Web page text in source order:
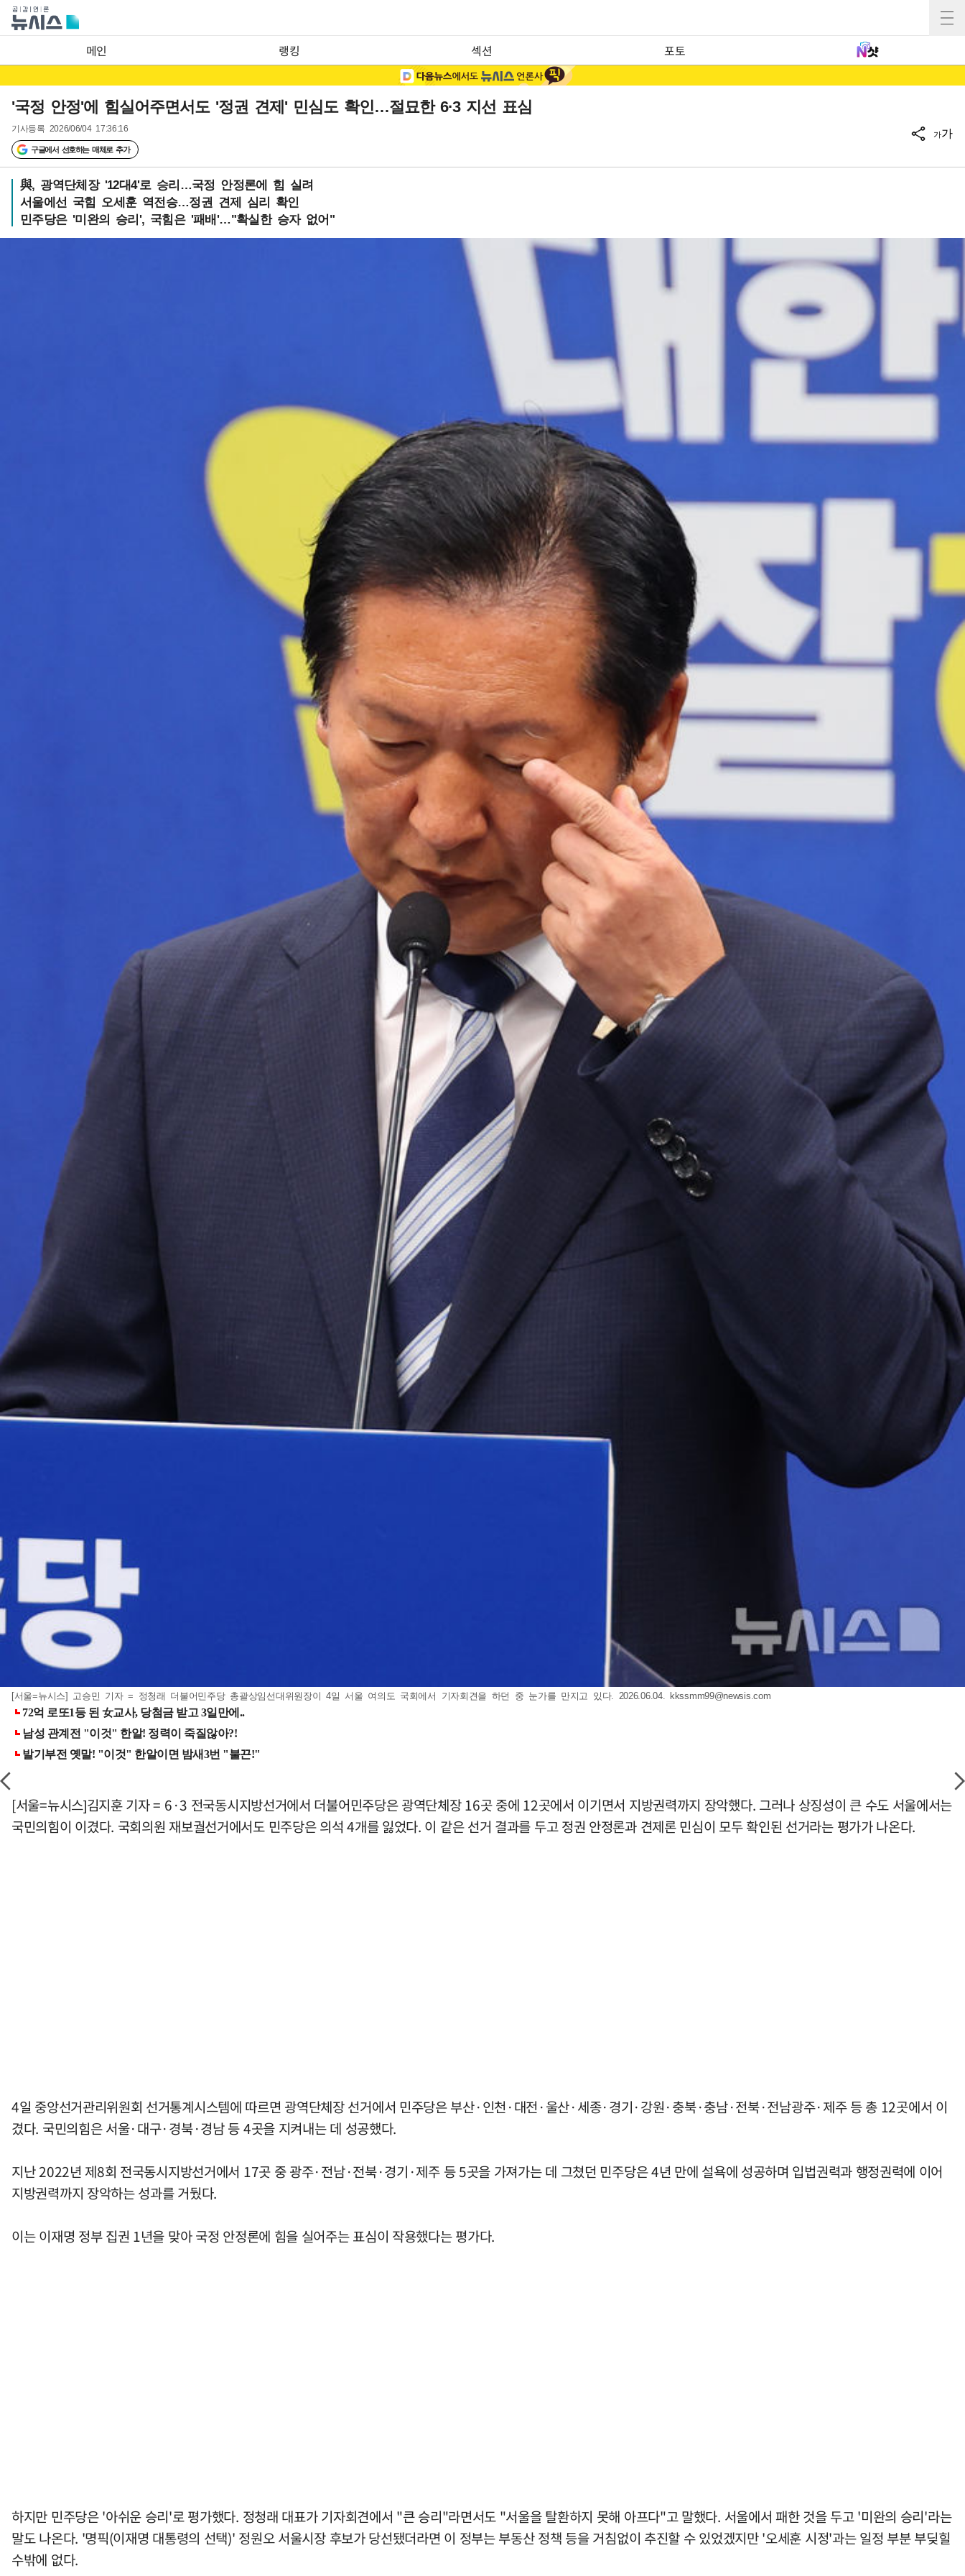
메인 랭킹 섹션 포토
'국정 안정'에 힘실어주면서도 '정권 견제' 민심도 확인…절묘한 6·3 지선 표심
기사등록 2026/06/04 17:36:16
구글에서 선호하는 매체로 추가
가가
與, 광역단체장 '12대4'로 승리…국정 안정론에 힘 실려
서울에선 국힘 오세훈 역전승…정권 견제 심리 확인
민주당은 '미완의 승리', 국힘은 '패배'…"확실한 승자 없어"
[서울=뉴시스] 고승민 기자 = 정청래 더불어민주당 총괄상임선대위원장이 4일 서울 여의도 국회에서 기자회견을 하던 중 눈가를 만지고 있다. 2026.06.04. kkssmm99@newsis.com
[서울=뉴시스]김지훈 기자 = 6·3 전국동시지방선거에서 더불어민주당은 광역단체장 16곳 중에 12곳에서 이기면서 지방권력까지 장악했다. 그러나 상징성이 큰 수도 서울에서는
국민의힘이 이겼다. 국회의원 재보궐선거에서도 민주당은 의석 4개를 잃었다. 이 같은 선거 결과를 두고 정권 안정론과 견제론 민심이 모두 확인된 선거라는 평가가 나온다.
4일 중앙선거관리위원회 선거통계시스템에 따르면 광역단체장 선거에서 민주당은 부산·인천·대전·울산·세종·경기·강원·충북·충남·전북·전남광주·제주 등 총 12곳에서 이
겼다. 국민의힘은 서울·대구·경북·경남 등 4곳을 지켜내는 데 성공했다.
지난 2022년 제8회 전국동시지방선거에서 17곳 중 광주·전남·전북·경기·제주 등 5곳을 가져가는 데 그쳤던 민주당은 4년 만에 설욕에 성공하며 입법권력과 행정권력에 이어
지방권력까지 장악하는 성과를 거뒀다.
이는 이재명 정부 집권 1년을 맞아 국정 안정론에 힘을 실어주는 표심이 작용했다는 평가다.
하지만 민주당은 '아쉬운 승리'로 평가했다. 정청래 대표가 기자회견에서 "큰 승리"라면서도 "서울을 탈환하지 못해 아프다"고 말했다. 서울에서 패한 것을 두고 '미완의 승리'라는
말도 나온다. '명픽(이재명 대통령의 선택)' 정원오 서울시장 후보가 당선됐더라면 이 정부는 부동산 정책 등을 거침없이 추진할 수 있었겠지만 '오세훈 시정'과는 일정 부분 부딪힐
수밖에 없다.